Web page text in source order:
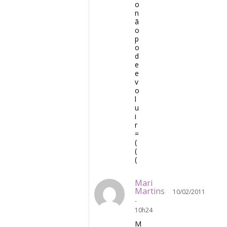
o
n
ã
o
p
o
d
e
e
v
o
l
u
i
r
=
(
(
(
Mari
Martins
10/02/2011
-
10h24
M